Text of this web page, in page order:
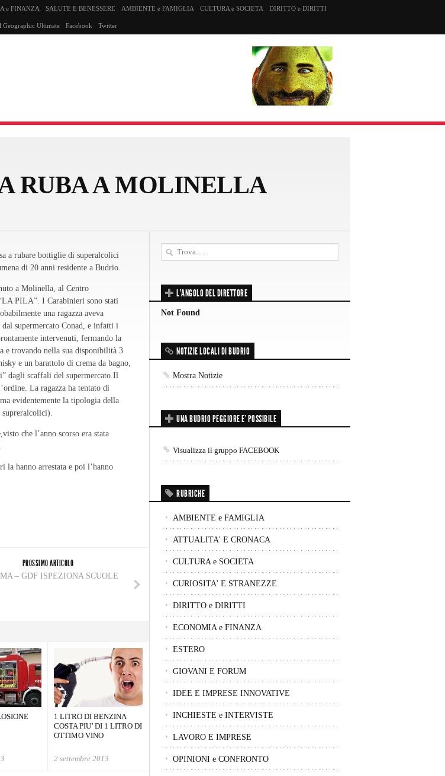
e FINANZA SALUTE E BENESSERE AMBIENTE e FAMIGLIA CULTURA e SOCIETA DIRITTO e DIRITTI
Geographic Ultimate Facebook Twitter
RUBA A MOLINELLA
a rubare bottiglie di superalcolici
di 20 anni residente a Budrio.
a Molinella, al Centro
PILA”. I Carabinieri sono stati
una ragazza aveva
supermercato Conad, e infatti i
intervenuti, fermando la
e trovando nella sua disponibilità 3
e un barattolo di crema da bagno,
dagli scaffali del supermercato.Il
La ragazza ha tentato di
evidentemente la tipologia della
supreralcolici).
che l’anno scorso era stata
la hanno arrestata e poi l’hanno
PROSSIMO ARTICOLO
– GDF ISPEZIONA SCUOLE
1 LITRO DI BENZINA
COSTA PIU’ DI 1 LITRO DI
OTTIMO VINO
2 settembre 2013
L'ANGOLO DEL DIRETTORE
Not Found
NOTIZIE LOCALI DI BUDRIO
Mostra Notizie
UNA BUDRIO PEGGIORE E’ POSSIBILE
Visualizza il gruppo FACEBOOK
RUBRICHE
AMBIENTE e FAMIGLIA
ATTUALITA' E CRONACA
CULTURA e SOCIETA
CURIOSITA' E STRANEZZE
DIRITTO e DIRITTI
ECONOMIA e FINANZA
ESTERO
GIOVANI E FORUM
IDEE E IMPRESE INNOVATIVE
INCHIESTE e INTERVISTE
LAVORO E IMPRESE
OPINIONI e CONFRONTO